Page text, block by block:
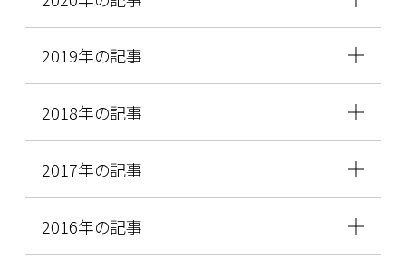
2019年の記事
2018年の記事
2017年の記事
2016年の記事